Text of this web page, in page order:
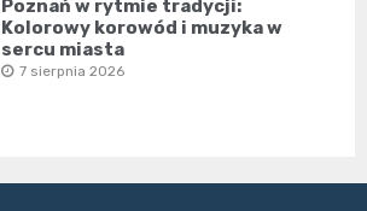
Poznań w rytmie tradycji:
Kolorowy korowód i muzyka w
sercu miasta
7 sierpnia 2026